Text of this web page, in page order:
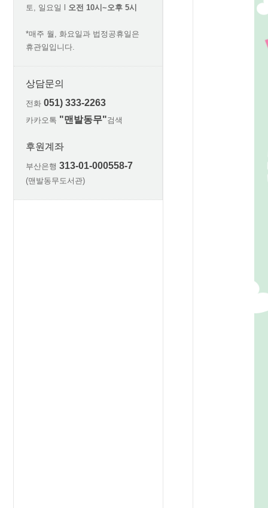
토, 일요일 l 오전 10시~오후 5시
*매주 월, 화요일과 법정공휴일은
휴관일입니다.
상담문의
전화 051) 333-2263
카카오톡 "맨발동무"검색
후원계좌
부산은행 313-01-000558-7
(맨발동무도서관)